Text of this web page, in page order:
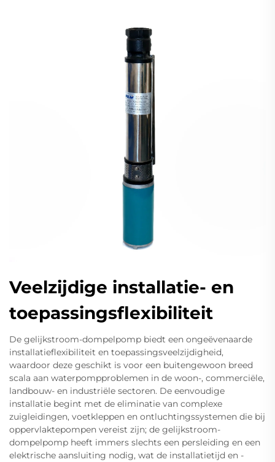
Veelzijdige installatie- en
toepassingsflexibiliteit
De gelijkstroom-dompelpomp biedt een ongeëvenaarde
installatieflexibiliteit en toepassingsveelzijdigheid,
waardoor deze geschikt is voor een buitengewoon breed
scala aan waterpompproblemen in de woon-, commerciële,
landbouw- en industriële sectoren. De eenvoudige
installatie begint met de eliminatie van complexe
zuigleidingen, voetkleppen en ontluchtingssystemen die bij
oppervlaktepompen vereist zijn; de gelijkstroom-
dompelpomp heeft immers slechts een persleiding en een
elektrische aansluiting nodig, wat de installatietijd en -